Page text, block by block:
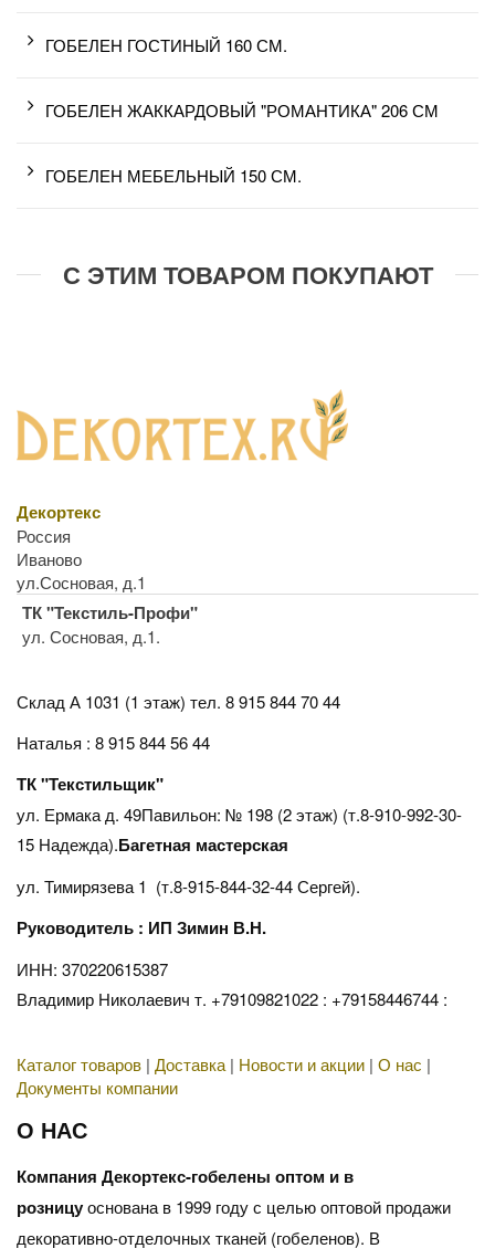
ГОБЕЛЕН ГОСТИНЫЙ 160 СМ.
ГОБЕЛЕН ЖАККАРДОВЫЙ "РОМАНТИКА" 206 СМ
ГОБЕЛЕН МЕБЕЛЬНЫЙ 150 СМ.
С ЭТИМ ТОВАРОМ ПОКУПАЮТ
Декортекс
Россия
Иваново
ул.Сосновая, д.1
ТК "Текстиль-Профи"
ул. Сосновая, д.1.
Склад А 1031 (1 этаж) тел. 8 915 844 70 44
Наталья : 8 915 844 56 44
ТК "Текстильщик"
ул. Ермака д. 49Павильон: № 198 (2 этаж) (т.8-910-992-30-
15 Надежда).Багетная мастерская
ул. Тимирязева 1 (т.8-915-844-32-44 Сергей).
Руководитель : ИП Зимин В.Н.
ИНН: 370220615387
Владимир Николаевич т. +79109821022 : +79158446744 :
Каталог товаров | Доставка | Новости и акции | О нас |
Документы компании
О НАС
Компания Декортекс-гобелены оптом и в
розницуоснована в 1999 году с целью оптовой продажи
декоративно-отделочных тканей (гобеленов). В